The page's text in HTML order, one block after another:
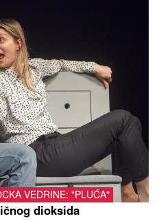
VEDRINE: "PLUĆA"
dioksida